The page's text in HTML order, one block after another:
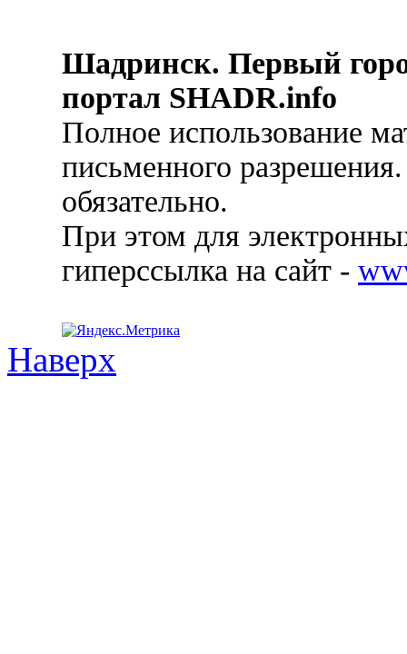
Шадринск. Первый
портал SHADR.info
Полное использование
письменного
обязательно.
При этом для
гиперссылка на сайт -
Наверх